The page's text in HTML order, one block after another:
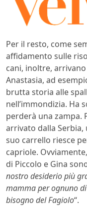
Per il resto, come
affidamento sulle
cani, inoltre,
Anastasia, ad
brutta storia alle
nell’immondizia. Ha
perderà una zampa.
arrivato dalla
suo carrello riesce
capriole.
di Piccolo e Gina
nostro desiderio più
mamma per ognuno
bisogno del Fagiolo“.